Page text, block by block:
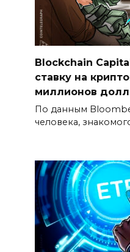
Blockchain
ставку на
миллионов
По данным
человека,